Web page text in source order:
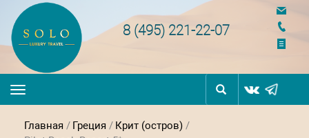
8 (495) 221-22-07
Toggle
navigation
Главная / Греция / Крит (остров) /